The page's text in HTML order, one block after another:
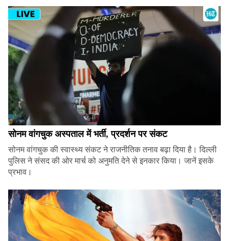
सोनम वांगचुक अस्पताल में भर्ती, प्रदर्शन पर संकट
सोनम वांगचुक की स्वास्थ्य संकट ने राजनीतिक तनाव बढ़ा दिया है। दिल्ली
पुलिस ने संसद की ओर मार्च को अनुमति देने से इनकार किया। जानें इसके
प्रभाव।